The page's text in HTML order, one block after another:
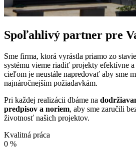
Spoľahlivý partner pre
Sme firma, ktorá vyrástla priamo zo
systému vieme riadiť projekty efektívne a
cieľom je neustále napredovať aby sme
najnáročnejším požiadavkám.
Pri každej realizácii dbáme na
predpisov a noriem, aby sme zaručili
životnosť našich projektov.
Kvalitná práca
0 %